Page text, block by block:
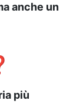
anche un
più